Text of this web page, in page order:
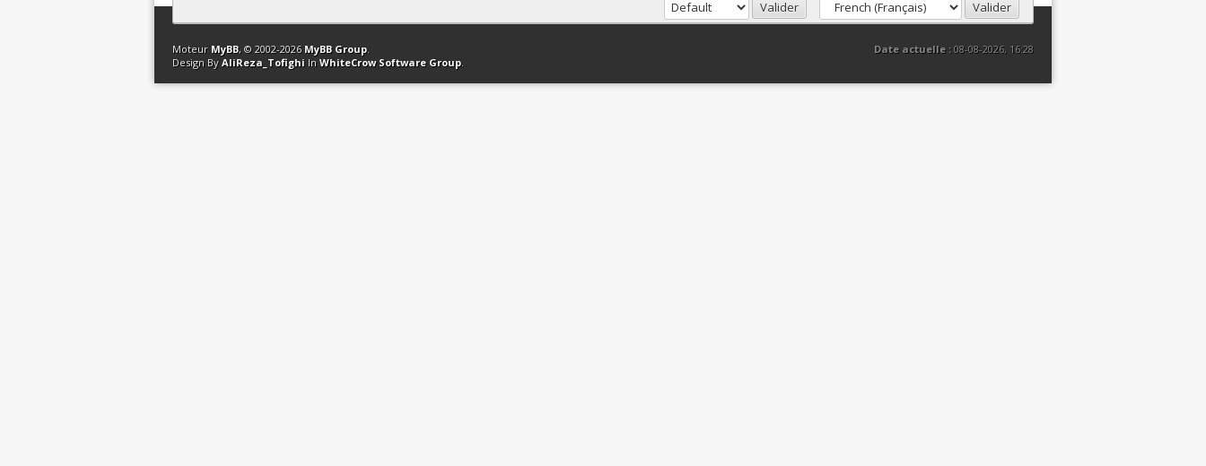
Contact Club Affiliation Retourner en haut Version bas-débit (Archivé) Syndication RSS
Date actuelle :08-08-2026, 16:28
Moteur MyBB, © 2002-2026 MyBB Group.
Design By AliReza_Tofighi In WhiteCrow Software Group.